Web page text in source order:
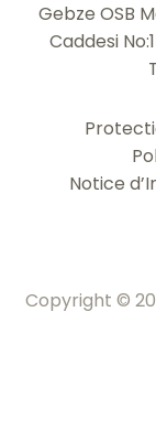
Gebze OSB
Caddesi
Notice
Copyright ©